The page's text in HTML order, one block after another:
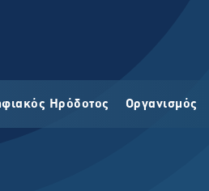
Ηρόδοτος Οργανισμός